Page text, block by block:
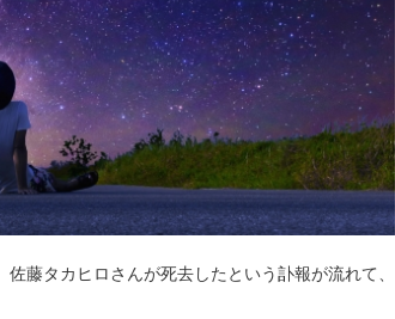
藤タカヒロさんが死去したという訃報が流れて、